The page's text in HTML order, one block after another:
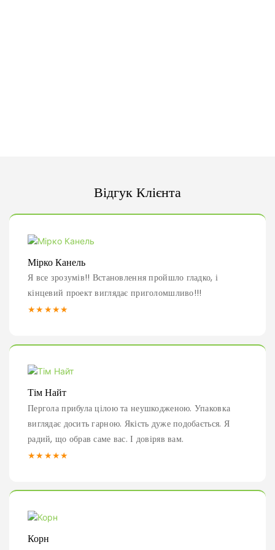
Відгук Клієнта
Мірко Канель
Я все зрозумів!! Встановлення пройшло гладко, і
кінцевий проект виглядає приголомшливо!!!
★★★★★
Тім Найт
Пергола прибула цілою та неушкодженою. Упаковка
виглядає досить гарною. Якість дуже подобається. Я
радий, що обрав саме вас. І довіряв вам.
★★★★★
Корн